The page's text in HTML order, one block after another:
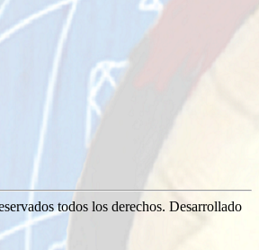
todos los derechos. Desarrollado